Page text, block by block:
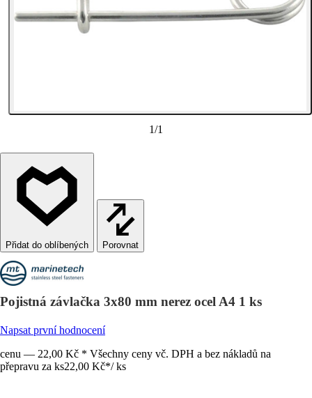
1/1
Porovnat
Pojistná závlačka 3x80 mm nerez ocel A4 1 ks
Napsat první hodnocení
cenu — 22,00 Kč * Všechny ceny vč. DPH a bez nákladů na
přepravu za ks22,00 Kč*/ ks